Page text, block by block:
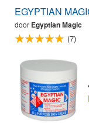
EGYPTIAN
door Egyptian Magic
(7)